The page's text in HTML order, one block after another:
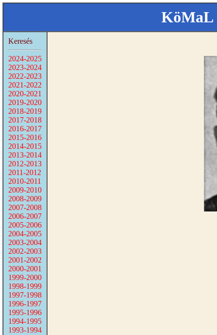
KöMaL
Keresés
2024-2025
2023-2024
2022-2023
2021-2022
2020-2021
2019-2020
2018-2019
2017-2018
2016-2017
2015-2016
2014-2015
2013-2014
2012-2013
2011-2012
2010-2011
2009-2010
2008-2009
2007-2008
2006-2007
2005-2006
2004-2005
2003-2004
2002-2003
2001-2002
2000-2001
1999-2000
1998-1999
1997-1998
1996-1997
1995-1996
1994-1995
1993-1994